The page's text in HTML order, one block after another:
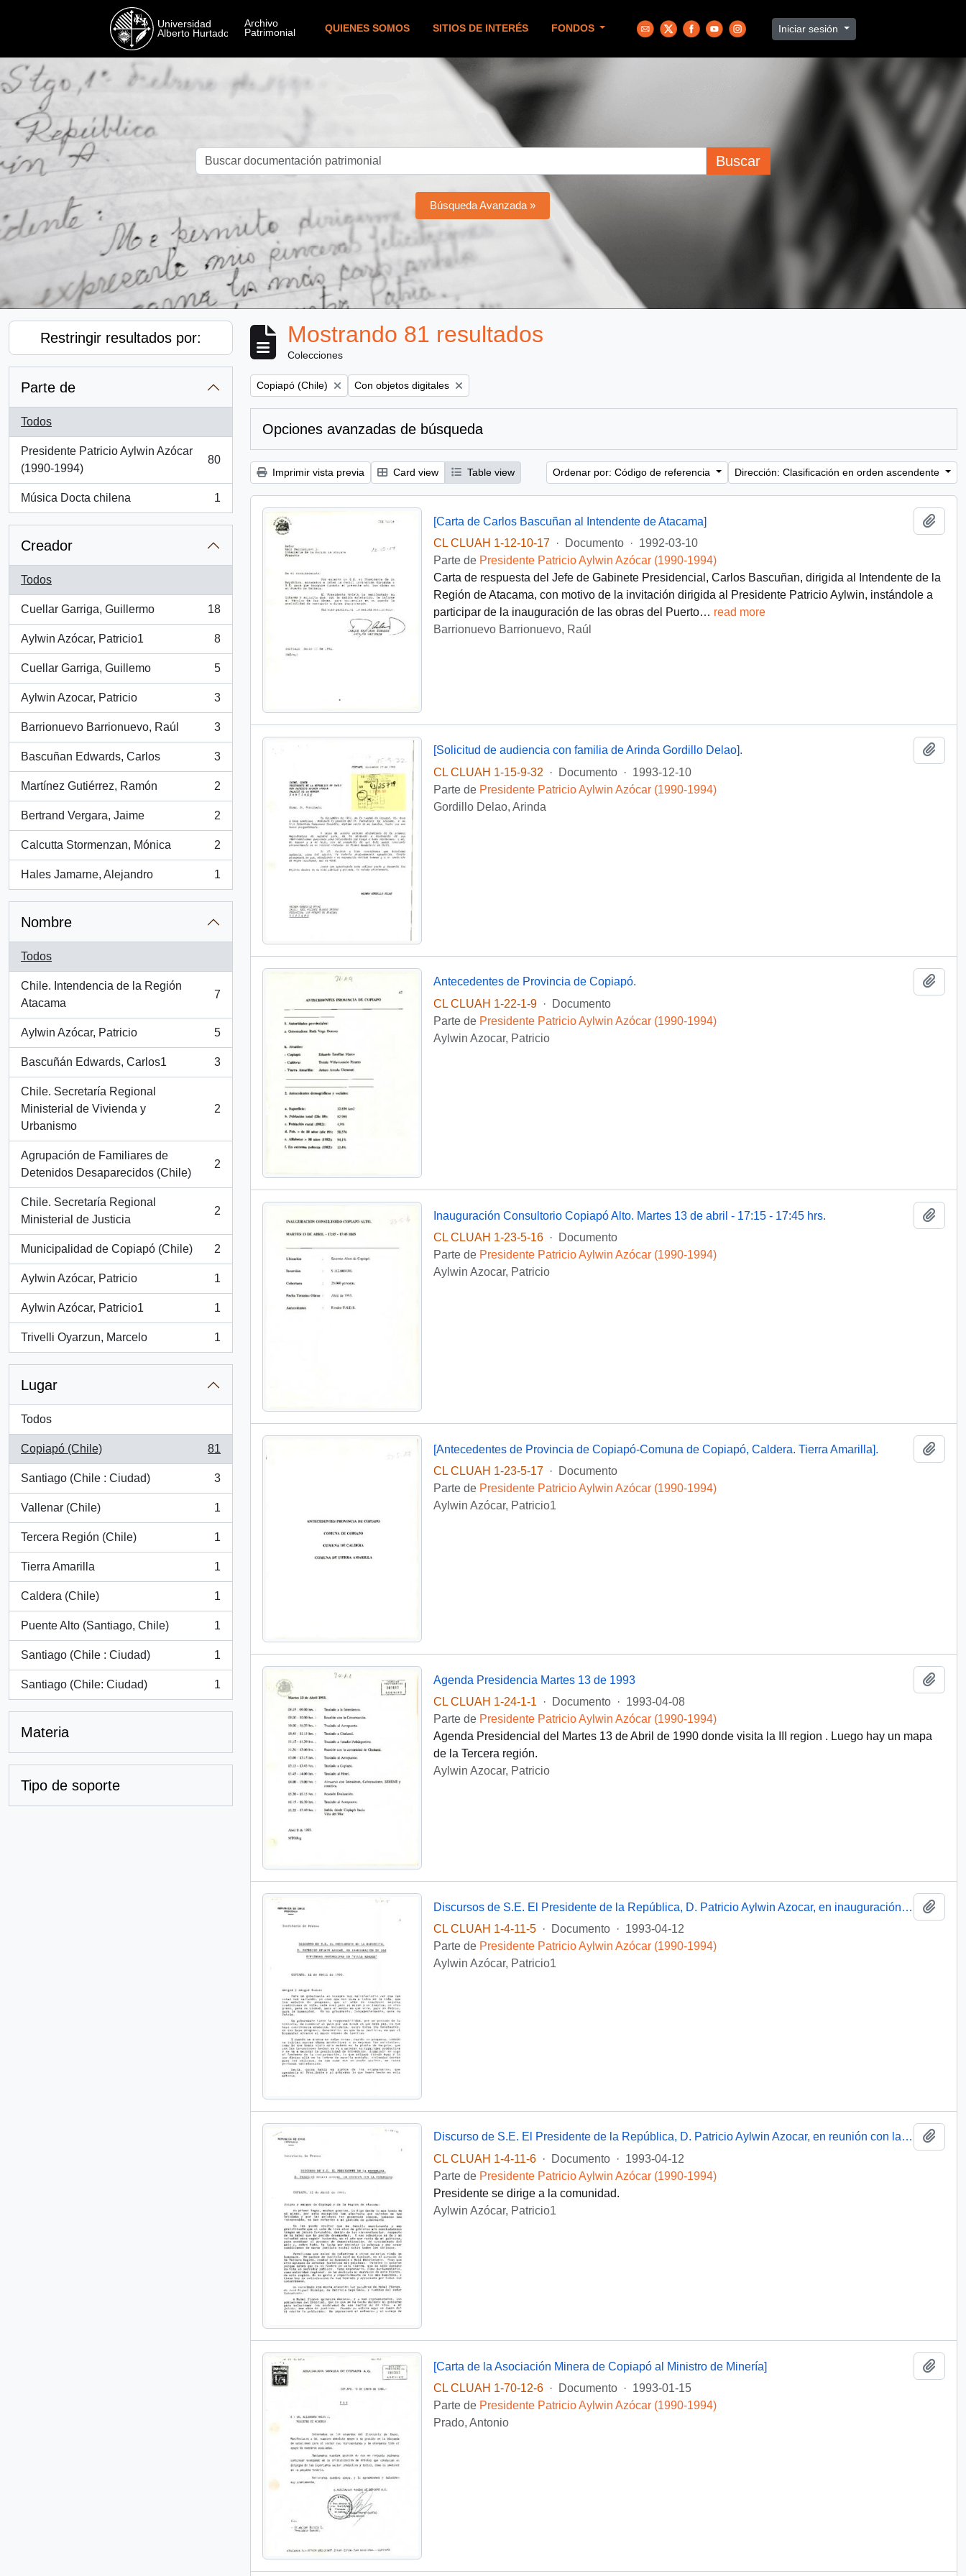
QUIENES SOMOS SITIOS DE INTERÉS FONDOS Iniciar sesión
Buscar
Búsqueda Avanzada »
Restringir resultados por:
Parte de
Todos
Presidente Patricio Aylwin Azócar
(1990-1994)
, 80 resultados
80
Música Docta chilena
, 1 resultados
1
Creador
Todos
Cuellar Garriga, Guillermo
, 18 resultados
18
Aylwin Azócar, Patricio1
, 8 resultados
8
Cuellar Garriga, Guillemo
, 5 resultados
5
Aylwin Azocar, Patricio
, 3 resultados
3
Barrionuevo Barrionuevo, Raúl
, 3 resultados
3
Bascuñan Edwards, Carlos
, 3 resultados
3
Martínez Gutiérrez, Ramón
, 2 resultados
2
Bertrand Vergara, Jaime
, 2 resultados
2
Calcutta Stormenzan, Mónica
, 2 resultados
2
Hales Jamarne, Alejandro
, 1 resultados
1
Nombre
Todos
Chile. Intendencia de la Región
Atacama
, 7 resultados
7
Aylwin Azócar, Patricio
, 5 resultados
5
Bascuñán Edwards, Carlos1
, 3 resultados
3
Chile. Secretaría Regional
Ministerial de Vivienda y
Urbanismo
, 2 resultados
2
Agrupación de Familiares de
Detenidos Desaparecidos (Chile)
, 2 resultados
2
Chile. Secretaría Regional
Ministerial de Justicia
, 2 resultados
2
Municipalidad de Copiapó (Chile)
, 2 resultados
2
Aylwin Azócar, Patricio
, 1 resultados
1
Aylwin Azócar, Patricio1
, 1 resultados
1
Trivelli Oyarzun, Marcelo
, 1 resultados
1
Lugar
Todos
Copiapó (Chile)
, 81 resultados
81
Santiago (Chile : Ciudad)
, 3 resultados
3
Vallenar (Chile)
, 1 resultados
1
Tercera Región (Chile)
, 1 resultados
1
Tierra Amarilla
, 1 resultados
1
Caldera (Chile)
, 1 resultados
1
Puente Alto (Santiago, Chile)
, 1 resultados
1
Santiago (Chile : Ciudad)
, 1 resultados
1
Santiago (Chile: Ciudad)
, 1 resultados
1
Materia
Tipo de soporte
Mostrando 81 resultados
Colecciones
Remove filter:
Copiapó (Chile) Remove filter:
Con objetos digitales
Opciones avanzadas de búsqueda
Imprimir vista previa Card view Table view Ordenar por: Código de referencia Dirección: Clasificación en orden ascendente
[Carta de Carlos Bascuñan al Intendente de Atacama]
CL CLUAH 1-12-10-17
· Documento · 1992-03-10
Parte de Presidente Patricio Aylwin Azócar (1990-1994)
Carta de respuesta del Jefe de Gabinete Presidencial, Carlos Bascuñan, dirigida al Intendente de la
Región de Atacama, con motivo de la invitación dirigida al Presidente Patricio Aylwin, instándole a
participar de la inauguración de las obras del Puerto… read more
Barrionuevo Barrionuevo, Raúl
[Solicitud de audiencia con familia de Arinda Gordillo Delao].
CL CLUAH 1-15-9-32
· Documento · 1993-12-10
Parte de Presidente Patricio Aylwin Azócar (1990-1994)
Gordillo Delao, Arinda
Antecedentes de Provincia de Copiapó.
CL CLUAH 1-22-1-9
·
Documento
Parte de Presidente Patricio Aylwin Azócar (1990-1994)
Aylwin Azocar, Patricio
Inauguración Consultorio Copiapó Alto. Martes 13 de abril - 17:15 - 17:45 hrs.
CL CLUAH 1-23-5-16
·
Documento
Parte de Presidente Patricio Aylwin Azócar (1990-1994)
Aylwin Azocar, Patricio
[Antecedentes de Provincia de Copiapó-Comuna de Copiapó, Caldera. Tierra Amarilla].
CL CLUAH 1-23-5-17
·
Documento
Parte de Presidente Patricio Aylwin Azócar (1990-1994)
Aylwin Azócar, Patricio1
Agenda Presidencia Martes 13 de 1993
CL CLUAH 1-24-1-1
· Documento · 1993-04-08
Parte de Presidente Patricio Aylwin Azócar (1990-1994)
Agenda Presidencial del Martes 13 de Abril de 1990 donde visita la III region . Luego hay un mapa
de la Tercera región.
Aylwin Azocar, Patricio
Discursos de S.E. El Presidente de la República, D. Patricio Aylwin Azocar, en inauguración de 168 viviendas progresivas de "Villa Arauco"
CL CLUAH 1-4-11-5
· Documento · 1993-04-12
Parte de Presidente Patricio Aylwin Azócar (1990-1994)
Aylwin Azócar, Patricio1
Discurso de S.E. El Presidente de la República, D. Patricio Aylwin Azocar, en reunión con la comunidad
CL CLUAH 1-4-11-6
· Documento · 1993-04-12
Parte de Presidente Patricio Aylwin Azócar (1990-1994)
Presidente se dirige a la comunidad.
Aylwin Azócar, Patricio1
[Carta de la Asociación Minera de Copiapó al Ministro de Minería]
CL CLUAH 1-70-12-6
· Documento · 1993-01-15
Parte de Presidente Patricio Aylwin Azócar (1990-1994)
Prado, Antonio